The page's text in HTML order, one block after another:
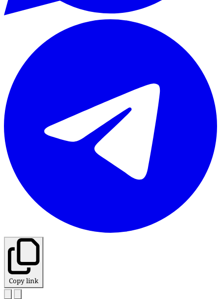
Copy link